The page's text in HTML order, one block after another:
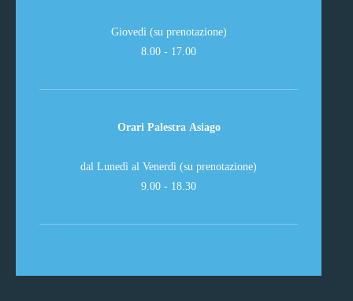
Giovedì (su prenotazione)
8.00 - 17.00
Orari Palestra Asiago
dal Lunedì al Venerdì (su prenotazione)
9.00 - 18.30